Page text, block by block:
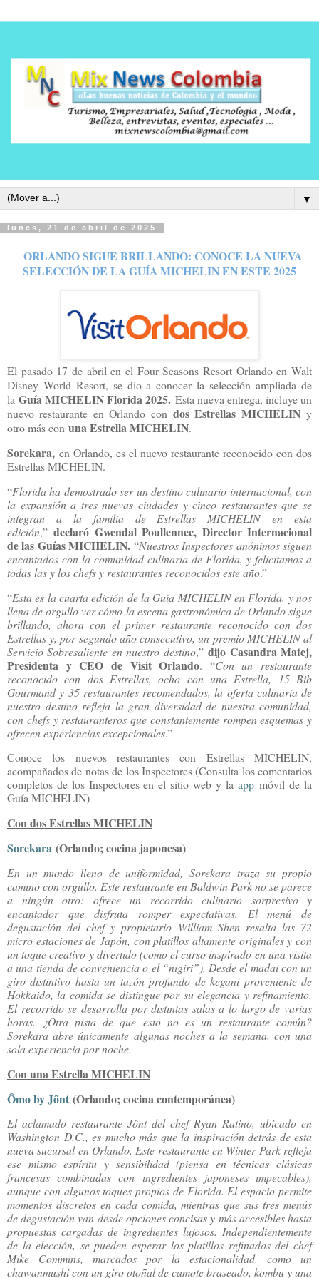
▼
lunes, 21 de abril de 2025
ORLANDO SIGUE BRILLANDO: CONOCE LA NUEVA
SELECCIÓN DE LA GUÍA MICHELIN EN ESTE 2025
El pasado 17 de abril en el Four Seasons Resort Orlando en Walt
Disney World Resort, se dio a conocer la selección ampliada de
laGuía MICHELIN Florida 2025. Esta nueva entrega, incluye un
nuevo restaurante en Orlando con dos Estrellas MICHELINy
otro más con una Estrella MICHELIN.
Sorekara, en Orlando, es el nuevo restaurante reconocido con dos
Estrellas MICHELIN.
“Florida ha demostrado ser un destino culinario internacional, con
la expansión a tres nuevas ciudades y cinco restaurantes que se
integran a la familia de Estrellas MICHELIN en esta
edición,”declaró Gwendal Poullennec, Director Internacional
de las Guías MICHELIN.“Nuestros Inspectores anónimos siguen
encantados con la comunidad culinaria de Florida, y felicitamos a
todas las y los chefs y restaurantes reconocidos este año.”
“Esta es la cuarta edición de la Guía MICHELIN en Florida, y nos
llena de orgullo ver cómo la escena gastronómica de Orlando sigue
brillando, ahora con el primer restaurante reconocido con dos
Estrellas y, por segundo año consecutivo, un premio MICHELIN al
Servicio Sobresaliente en nuestro destino,”dijo Casandra Matej,
Presidenta y CEO de Visit Orlando. “Con un restaurante
reconocido con dos Estrellas, ocho con una Estrella, 15 Bib
Gourmand y 35 restaurantes recomendados, la oferta culinaria de
nuestro destino refleja la gran diversidad de nuestra comunidad,
con chefs y restauranteros que constantemente rompen esquemas y
ofrecen experiencias excepcionales.”
Conoce los nuevos restaurantes con Estrellas MICHELIN,
acompañados de notas de los Inspectores (Consulta los comentarios
completos de los Inspectores en el sitio web y laapp móvil de la
Guía MICHELIN)
Con dos Estrellas MICHELIN
Sorekara (Orlando; cocina japonesa)
En un mundo lleno de uniformidad, Sorekara traza su propio
camino con orgullo. Este restaurante en Baldwin Park no se parece
a ningún otro: ofrece un recorrido culinario sorpresivo y
encantador que disfruta romper expectativas. El menú de
degustación del chef y propietario William Shen resalta las 72
micro estaciones de Japón, con platillos altamente originales y con
un toque creativo y divertido (como el curso inspirado en una visita
a una tienda de conveniencia o el “nigiri”). Desde el madai con un
giro distintivo hasta un tazón profundo de kegani proveniente de
Hokkaido, la comida se distingue por su elegancia y refinamiento.
El recorrido se desarrolla por distintas salas a lo largo de varias
horas. ¿Otra pista de que esto no es un restaurante común?
Sorekara abre únicamente algunas noches a la semana, con una
sola experiencia por noche.
Con una Estrella MICHELIN
Ômo by Jônt (Orlando; cocina contemporánea)
El aclamado restaurante Jônt del chef Ryan Ratino, ubicado en
Washington D.C., es mucho más que la inspiración detrás de esta
nueva sucursal en Orlando. Este restaurante en Winter Park refleja
ese mismo espíritu y sensibilidad (piensa en técnicas clásicas
francesas combinadas con ingredientes japoneses impecables),
aunque con algunos toques propios de Florida. El espacio permite
momentos discretos en cada comida, mientras que sus tres menús
de degustación van desde opciones concisas y más accesibles hasta
propuestas cargadas de ingredientes lujosos. Independientemente
de la elección, se pueden esperar los platillos refinados del chef
Mike Commins, marcados por la estacionalidad, como un
chawanmushi con un giro otoñal de camote braseado, kombu y una